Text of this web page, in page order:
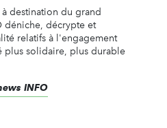
destination du grand
déniche, décrypte et
relatifs à l'engagement
plus solidaire, plus durable
INFO